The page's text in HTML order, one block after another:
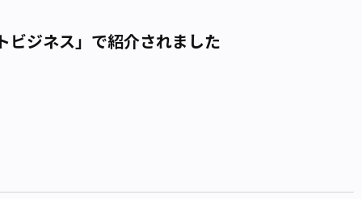
ビジネス」で紹介されました